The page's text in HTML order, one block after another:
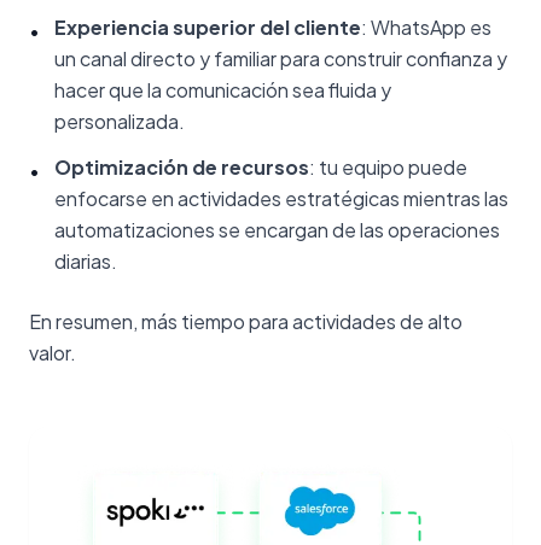
• Experiencia superior del cliente: WhatsApp es
un canal directo y familiar para construir confianza y
hacer que la comunicación sea fluida y
personalizada.
•
Optimización de recursos: tu equipo puede
enfocarse en actividades estratégicas mientras las
automatizaciones se encargan de las operaciones
diarias.
En resumen, más tiempo para actividades de alto
valor.